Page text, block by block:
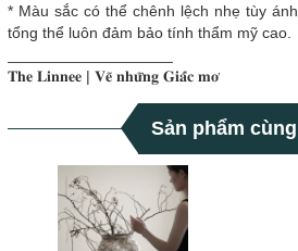
* Màu sắc có thể chênh lệch nhẹ tùy
tổng thể luôn đảm bảo tính thẩm mỹ cao.
𝐓𝐡𝐞 𝐋𝐢𝐧𝐧𝐞𝐞 | 𝐕𝐞̃ 𝐧𝐡𝐮̛̃𝐧𝐠 𝐆𝐢𝐚̂́𝐜 𝐦𝐨̛
Sản phẩm